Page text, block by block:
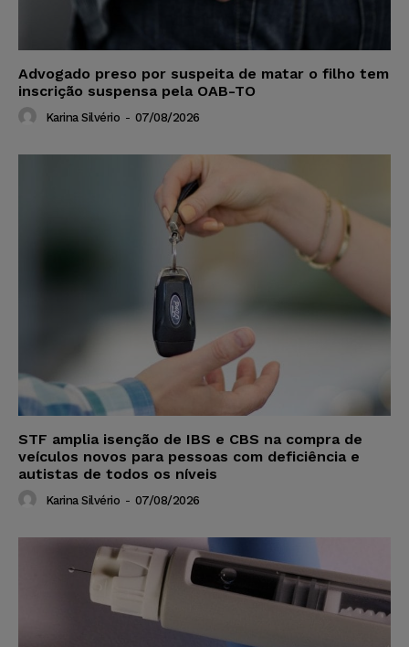
Advogado preso por suspeita de matar o filho tem
inscrição suspensa pela OAB-TO
Karina Silvério - 07/08/2026
STF amplia isenção de IBS e CBS na compra de
veículos novos para pessoas com deficiência e
autistas de todos os níveis
Karina Silvério - 07/08/2026